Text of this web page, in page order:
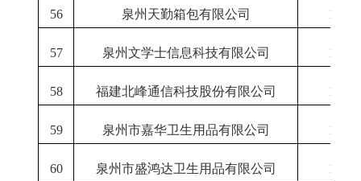
56 泉州天勤箱包有限公司 1-12
57 泉州文学士信息科技有限公司 1-12
58 福建北峰通信科技股份有限公司 1-12
59 泉州市嘉华卫生用品有限公司 1-12
60 泉州市盛鸿达卫生用品有限公司 1-12